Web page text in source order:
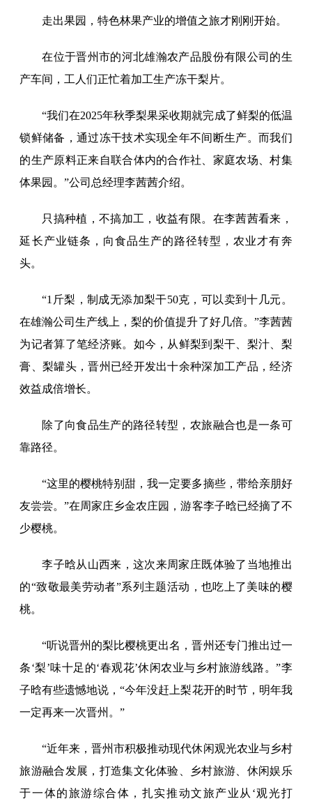
走出果园，特色林果产业的增值之旅才刚刚开始。
在位于晋州市的河北雄瀚农产品股份有限公司的生
产车间，工人们正忙着加工生产冻干梨片。
“我们在2025年秋季梨果采收期就完成了鲜梨的低温
锁鲜储备，通过冻干技术实现全年不间断生产。而我们
的生产原料正来自联合体内的合作社、家庭农场、村集
体果园。”公司总经理李茜茜介绍。
只搞种植，不搞加工，收益有限。在李茜茜看来，
延长产业链条，向食品生产的路径转型，农业才有奔
头。
“1斤梨，制成无添加梨干50克，可以卖到十几元。
在雄瀚公司生产线上，梨的价值提升了好几倍。”李茜茜
为记者算了笔经济账。如今，从鲜梨到梨干、梨汁、梨
膏、梨罐头，晋州已经开发出十余种深加工产品，经济
效益成倍增长。
除了向食品生产的路径转型，农旅融合也是一条可
靠路径。
“这里的樱桃特别甜，我一定要多摘些，带给亲朋好
友尝尝。”在周家庄乡金农庄园，游客李子晗已经摘了不
少樱桃。
李子晗从山西来，这次来周家庄既体验了当地推出
的“致敬最美劳动者”系列主题活动，也吃上了美味的樱
桃。
“听说晋州的梨比樱桃更出名，晋州还专门推出过一
条‘梨’味十足的‘春观花’休闲农业与乡村旅游线路。”李
子晗有些遗憾地说，“今年没赶上梨花开的时节，明年我
一定再来一次晋州。”
“近年来，晋州市积极推动现代休闲观光农业与乡村
旅游融合发展，打造集文化体验、乡村旅游、休闲娱乐
于一体的旅游综合体，扎实推动文旅产业从‘观光打